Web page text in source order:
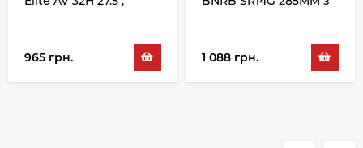
965 грн.
1 088 грн.